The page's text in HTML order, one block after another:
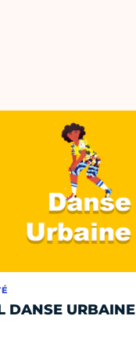
DANSE URBAINE